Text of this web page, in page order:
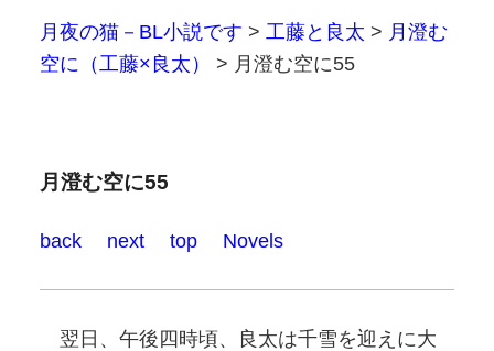
月夜の猫－BL小説です > 工藤と良太 > 月澄む
空に（工藤×良太）
> 月澄む空に55
月澄む空に55
back next top Novels
翌日、午後四時頃、良太は千雪を迎えに大